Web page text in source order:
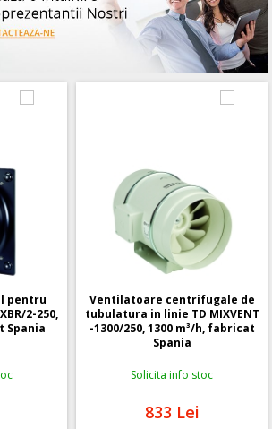
pentru
2-250,
Spania
Ventilatoare centrifugale de
tubulatura in linie TD MIXVENT
-1300/250, 1300 m³/h, fabricat
Spania
Solicita info stoc
833 Lei